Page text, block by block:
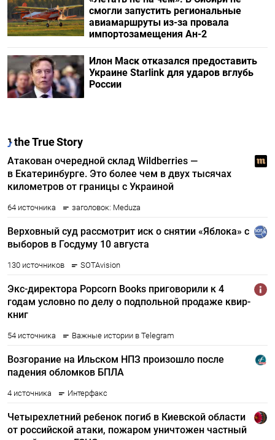
смогли запустить региональные
авиамаршруты из-за провала
импортозамещения Ан-2
Илон Маск отказался предоставить
Украине Starlink для ударов вглубь
России